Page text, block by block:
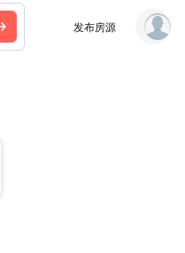
发布房源